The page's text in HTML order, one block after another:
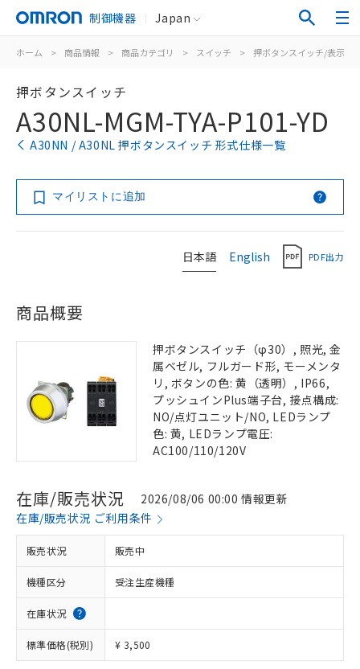
制御機器 Japan
ホーム > 商品情報 > 商品カテゴリ > スイッチ > 押ボタンスイッチ/表示灯
押ボタンスイッチ
A30NL-MGM-TYA-P101-YD
A30NN / A30NL 押ボタンスイッチ 形式仕様一覧
マイリストに追加
日本語 English PDF出力
商品概要
押ボタンスイッチ（φ30）, 照光, 金
属ベゼル, フルガード形, モーメンタ
リ, ボタンの色: 黄（透明）, IP66,
プッシュインPlus端子台, 接点構成:
NO/点灯ユニット/NO, LEDランプ
色: 黄, LEDランプ電圧:
AC100/110/120V
在庫/販売状況
2026/08/06 00:00 情報更新
在庫/販売状況 ご利用条件
販売状況 販売中
機種区分 受注生産機種
在庫状況
標準価格(税別) ¥ 3,500